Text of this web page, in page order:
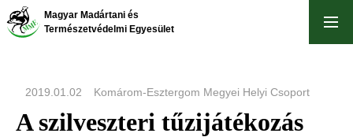
Ugrás
Magyar Madártani és
Természetvédelmi Egyesület
2019.01.02 Komárom-Esztergom Megyei Helyi Csoport
A szilveszteri tűzijátékozás